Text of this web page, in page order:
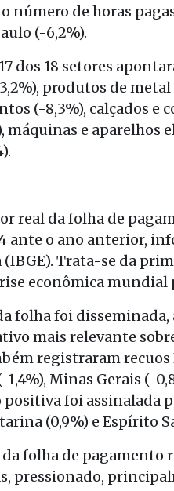
número de horas
(-6,2%).
dos 18 setores
produtos de
(-8,3%), calçados e
máquinas e aparelhos
real da folha de
ante o ano anterior,
Trata-se da
econômica mundial
folha foi
mais relevante
registraram
1,4%), Minas Gerais (-
foi assinalada
(0,9%) e Espírito
folha de pagamento
pressionado,